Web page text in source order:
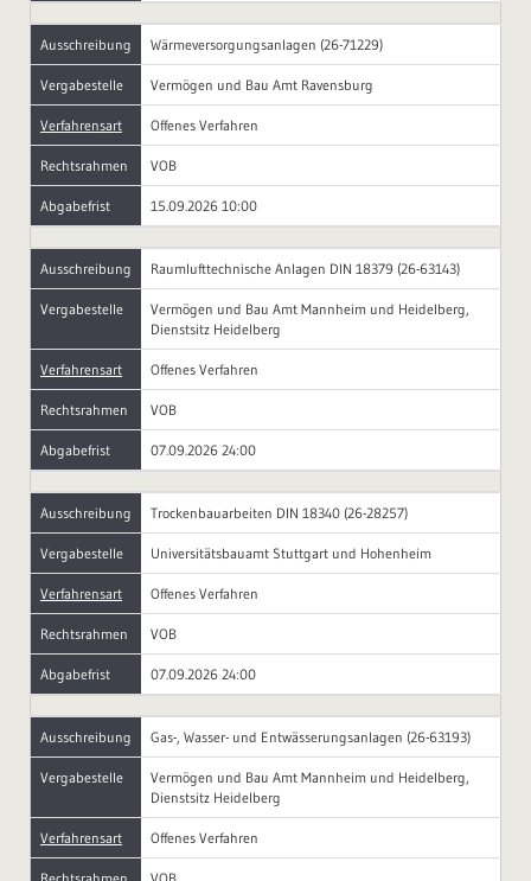
Ausschreibung Wärmeversorgungsanlagen (26-71229)
Vergabestelle Vermögen und Bau Amt Ravensburg
Verfahrensart Offenes Verfahren
Rechtsrahmen VOB
Abgabefrist 15.09.2026 10:00
Ausschreibung Raumlufttechnische Anlagen DIN 18379 (26-63143)
Vergabestelle
Vermögen und Bau Amt Mannheim und Heidelberg,
Dienstsitz Heidelberg
Verfahrensart Offenes Verfahren
Rechtsrahmen VOB
Abgabefrist 07.09.2026 24:00
Ausschreibung Trockenbauarbeiten DIN 18340 (26-28257)
Vergabestelle Universitätsbauamt Stuttgart und Hohenheim
Verfahrensart Offenes Verfahren
Rechtsrahmen VOB
Abgabefrist 07.09.2026 24:00
Ausschreibung Gas-, Wasser- und Entwässerungsanlagen (26-63193)
Vergabestelle
Vermögen und Bau Amt Mannheim und Heidelberg,
Dienstsitz Heidelberg
Verfahrensart Offenes Verfahren